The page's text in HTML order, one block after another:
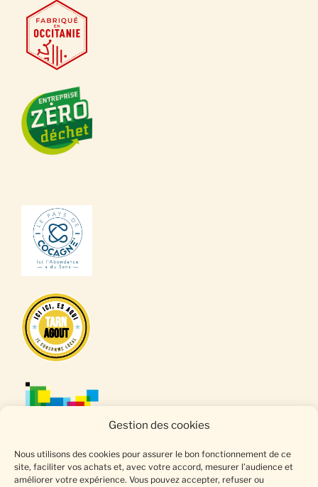
Gestion des cookies
Nous utilisons des cookies pour assurer le bon fonctionnement de ce
site, faciliter vos achats et, avec votre accord, mesurer l’audience et
améliorer votre expérience. Vous pouvez accepter, refuser ou